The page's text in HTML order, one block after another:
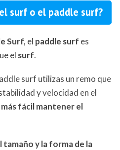
surf o el paddle surf?
Surf, el paddle surf es
el surf.
surf utilizas un remo que
y velocidad en el
más fácil mantener el
tamaño y la forma de la